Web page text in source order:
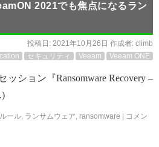
2021でも焦点になるラン
投稿日: 2021年10月26日 作成者: climb
セキュリティ Veeam Veeam ONE
ッション『Ransomware Recovery –
ール, ランサムウェア, ransomware
コメン